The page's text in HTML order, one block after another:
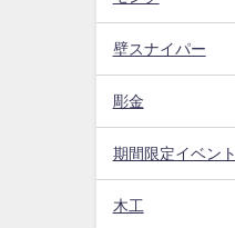
壁スナイパー
彫金
期間限定イベント
木工